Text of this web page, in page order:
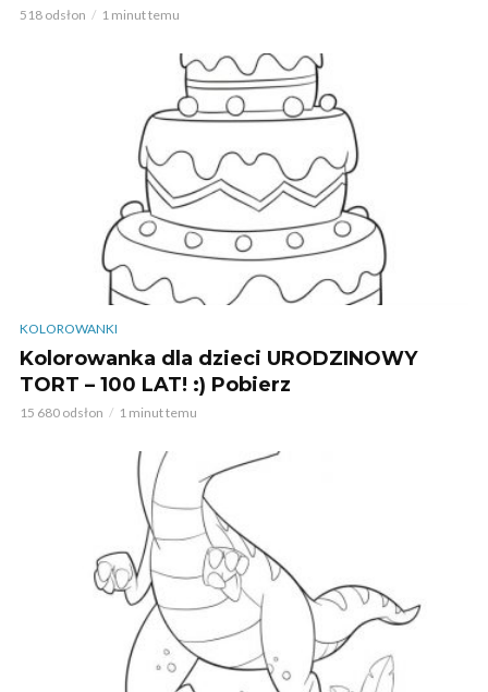
518 odsłon 1 minut temu
KOLOROWANKI
Kolorowanka dla dzieci URODZINOWY
TORT – 100 LAT! :) Pobierz
15 680 odsłon 1 minut temu